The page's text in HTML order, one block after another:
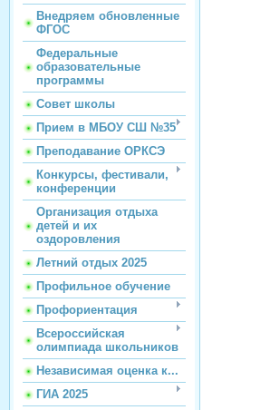
Внедряем обновленные
ФГОС
Федеральные
образовательные
программы
Совет школы
Прием в МБОУ СШ №35
Преподавание ОРКСЭ
Конкурсы, фестивали,
конференции
Организация отдыха
детей и их
оздоровления
Летний отдых 2025
Профильное обучение
Профориентация
Всероссийская
олимпиада школьников
Независимая оценка к...
ГИА 2025